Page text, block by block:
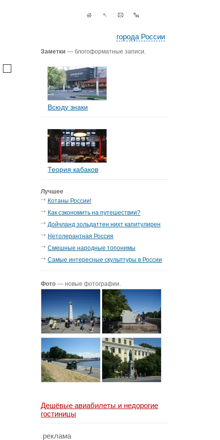
города России
Заметки — блогоформатные записи.
Всюду знаки
Теория кабаков
Лучшее
Котаны России!
Как сэкономить на путешествии?
Дойчланд зольдаттен нихт капитулирен
Нетолерантная Россия
Смешные народные топонимы
Самые интересные скульптуры в России
Фото — новые фотографии.
Дешёвые авиабилеты и недорогие
гостиницы
реклама